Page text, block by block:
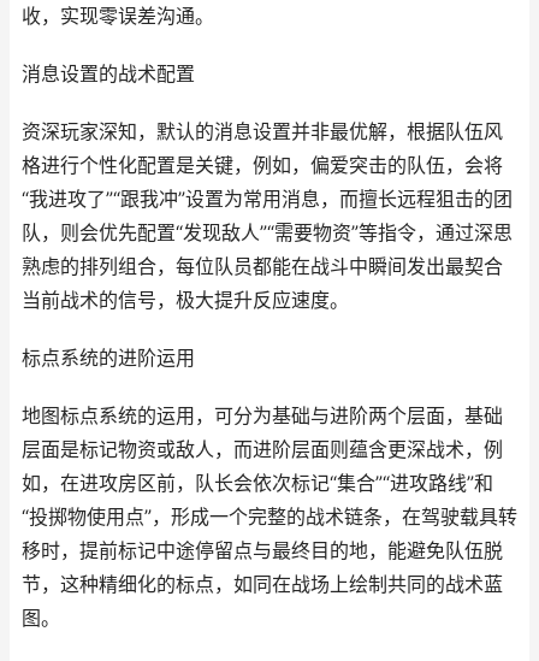
收，实现零误差沟通。
消息设置的战术配置
资深玩家深知，默认的消息设置并非最优解，根据队伍风
格进行个性化配置是关键，例如，偏爱突击的队伍，会将
“我进攻了”“跟我冲”设置为常用消息，而擅长远程狙击的团
队，则会优先配置“发现敌人”“需要物资”等指令，通过深思
熟虑的排列组合，每位队员都能在战斗中瞬间发出最契合
当前战术的信号，极大提升反应速度。
标点系统的进阶运用
地图标点系统的运用，可分为基础与进阶两个层面，基础
层面是标记物资或敌人，而进阶层面则蕴含更深战术，例
如，在进攻房区前，队长会依次标记“集合”“进攻路线”和
“投掷物使用点”，形成一个完整的战术链条，在驾驶载具转
移时，提前标记中途停留点与最终目的地，能避免队伍脱
节，这种精细化的标点，如同在战场上绘制共同的战术蓝
图。